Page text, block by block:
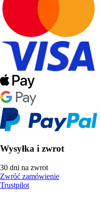
Wysyłka i zwrot
30 dni na zwrot
Zwróć zamówienie
Trustpilot